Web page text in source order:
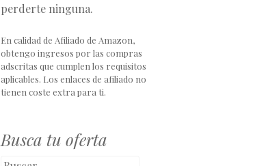
perderte ninguna.
En calidad de Afiliado de Amazon,
obtengo ingresos por las compras
adscritas que cumplen los requisitos
aplicables. Los enlaces de afiliado no
tienen coste extra para ti.
Busca tu oferta
Buscar